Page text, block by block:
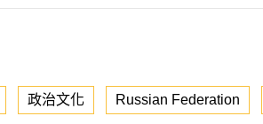
政治文化 Russian Federation